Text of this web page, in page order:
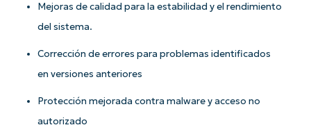
Mejoras de calidad para la estabilidad y el rendimiento
del sistema.
Corrección de errores para problemas identificados
en versiones anteriores
Protección mejorada contra malware y acceso no
autorizado